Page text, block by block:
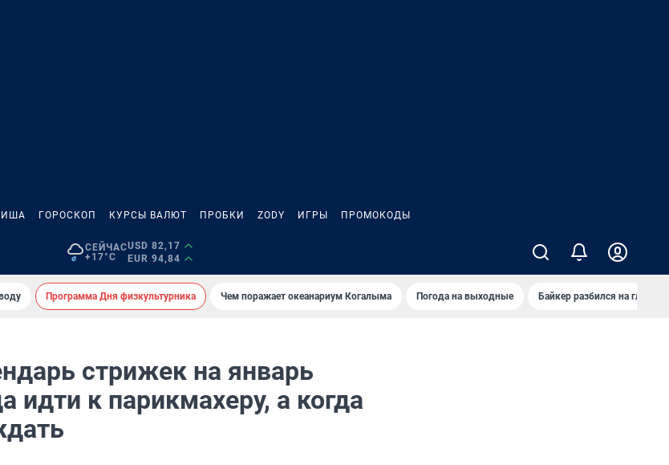
ГОРОСКОП КУРСЫ ВАЛЮТ ПРОБКИ ZODY ИГРЫ ПРОМОКОДЫ
СЕЙЧАС
+17°C
USD 82,17
EUR 94,84
Программа Дня физкультурника Чем поражает океанариум Когалыма Погода на выходные Байкер разбился на глазах
стрижек на январь
идти к парикмахеру, а когда